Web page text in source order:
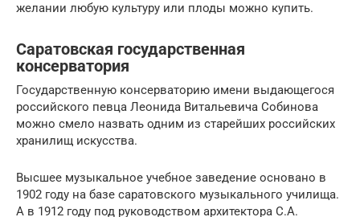
желании любую культуру или плоды можно купить.
Саратовская государственная
консерватория
Государственную консерваторию имени выдающегося
российского певца Леонида Витальевича Собинова
можно смело назвать одним из старейших российских
хранилищ искусства.
Высшее музыкальное учебное заведение основано в
1902 году на базе саратовского музыкального училища.
А в 1912 году под руководством архитектора С.А.